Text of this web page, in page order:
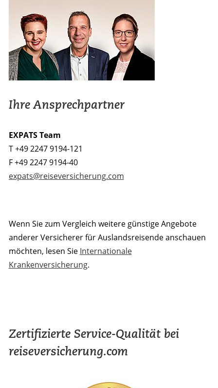
Ihre Ansprechpartner
EXPATS Team
T +49 2247 9194-121
F +49 2247 9194-40
expats@reiseversicherung.com
Wenn Sie zum Vergleich weitere günstige Angebote
anderer Versicherer für Auslandsreisende anschauen
möchten, lesen Sie Internationale
Krankenversicherung.
Zertifizierte Service-Qualität bei
reiseversicherung.com